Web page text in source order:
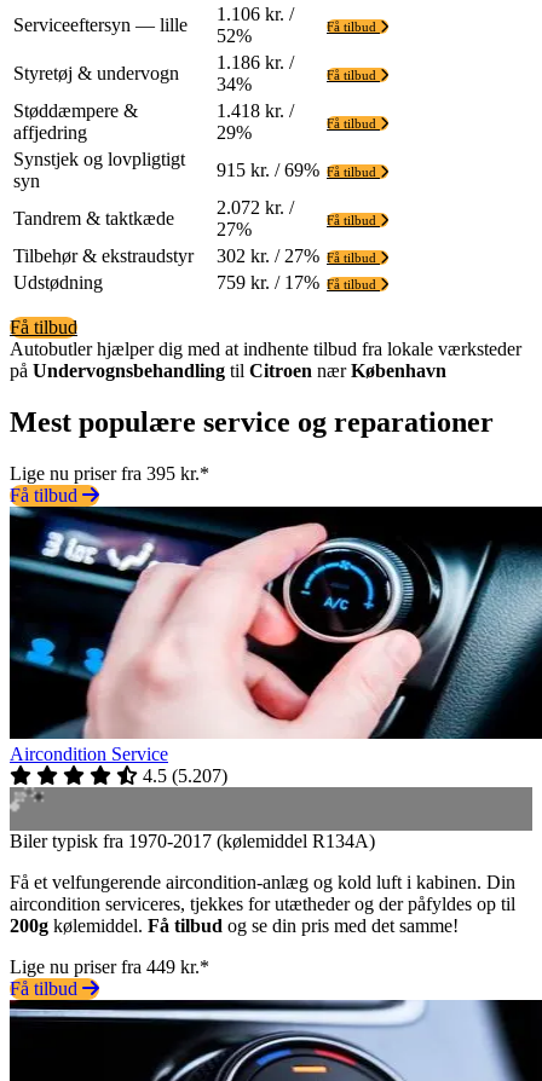
Serviceeftersyn — lille
1.106 kr. /
52%
Få tilbud
Styretøj & undervogn
1.186 kr. /
34%
Få tilbud
Støddæmpere &
affjedring
1.418 kr. /
29%
Få tilbud
Synstjek og lovpligtigt
syn
915 kr. / 69% Få tilbud
Tandrem & taktkæde
2.072 kr. /
27%
Få tilbud
Tilbehør & ekstraudstyr 302 kr. / 27% Få tilbud
Udstødning 759 kr. / 17% Få tilbud
Få tilbud
Autobutler hjælper dig med at indhente tilbud fra lokale værksteder
på Undervognsbehandling til Citroen nærKøbenhavn
Mest populære service og reparationer
Lige nu priser fra 395 kr.*
Få tilbud
Aircondition Service
4.5 (5.207)
Biler typisk fra 1970-2017 (kølemiddel R134A)
Få et velfungerende aircondition-anlæg og kold luft i kabinen. Din
aircondition serviceres, tjekkes for utætheder og der påfyldes op til
200g kølemiddel. Få tilbud og se din pris med det samme!
Lige nu priser fra 449 kr.*
Få tilbud